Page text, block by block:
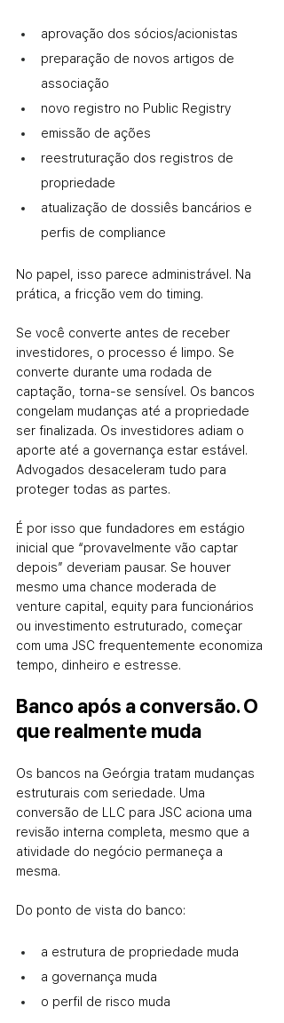
aprovação dos sócios/acionistas
preparação de novos artigos de
associação
novo registro no Public Registry
emissão de ações
reestruturação dos registros de
propriedade
atualização de dossiês bancários e
perfis de compliance
No papel, isso parece administrável. Na
prática, a fricção vem do timing.
Se você converte antes de receber
investidores, o processo é limpo. Se
converte durante uma rodada de
captação, torna-se sensível. Os bancos
congelam mudanças até a propriedade
ser finalizada. Os investidores adiam o
aporte até a governança estar estável.
Advogados desaceleram tudo para
proteger todas as partes.
É por isso que fundadores em estágio
inicial que “provavelmente vão captar
depois” deveriam pausar. Se houver
mesmo uma chance moderada de
venture capital, equity para funcionários
ou investimento estruturado, começar
com uma JSC frequentemente economiza
tempo, dinheiro e estresse.
Banco após a conversão. O
que realmente muda
Os bancos na Geórgia tratam mudanças
estruturais com seriedade. Uma
conversão de LLC para JSC aciona uma
revisão interna completa, mesmo que a
atividade do negócio permaneça a
mesma.
Do ponto de vista do banco:
a estrutura de propriedade muda
a governança muda
o perfil de risco muda